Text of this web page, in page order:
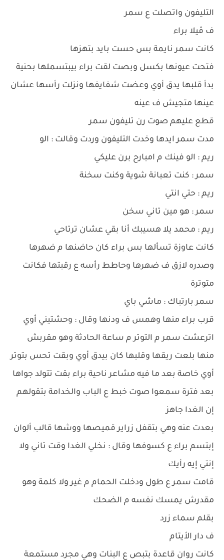
التليفون واتصلت ع سمر
ف ڤيلا براء
كانت سمر نايمة بس حست بايد بتهزها
فتحت عيونها بكسل وبصت لقت براء بيبتسملها بحنية
بدأ قلبها يدق أوي وعضت شفايفها ونزلت رأسها عشان
عينها متجيش ف عينه
قطع عليهم صوت رن تليفون سمر
مدت سمر ايدها وخدت التليفون وردت وقالت : الو
ريم : الو فينك م امبارح برن عليكي
سمر : كنت تعبانة شوية وكنت سخنة
ريم : حتي انتي
سمر : هو مين تاني سخن
ريم : محمد يلا هسيبك أنا بقي عشان ترتاحي
كانت عاوزة تسألها بس براء كان حاضنها م ضهرها
وصدره لازق ف ضهرها وحاطط رأسه ع رقبتها فكانت
متوترة
سمر بارتباك : ماشي باي
قرب براء منها وهمس ف ودنها وقال : وحشتيني أوي
اترعشت سمر م التوتر م ساعة الحادثة وهو مقربش
منها بلعت ريقها وقلبها كان بيدق أوي وبقت تحس بتوتر
أوي خاصة بعد ما فيه مشاعر ناحية براء بقت تتولد جواها
بعد فترة سمعوا صوت خبط ع الباب والخدامة بتقولهم
إن الغدا جاهز
بعدت عنه وهي بتقفل زراير قميصها ووشها قالب ألوان
إبتسم براء ع كسوفها وقال : نخلي الغدا وقت تاني ولا
إنتي إيه رأيك
قامت سمر ع طول ودخلت الحمام م غير ولا كلمة وهو
مقدرش يمسك نفسه م الضحك
بقلم سماء زرد
ف دار الأيتام
كانت روان قاعدة بتبص ع البنات وهي مجرد مستمعة